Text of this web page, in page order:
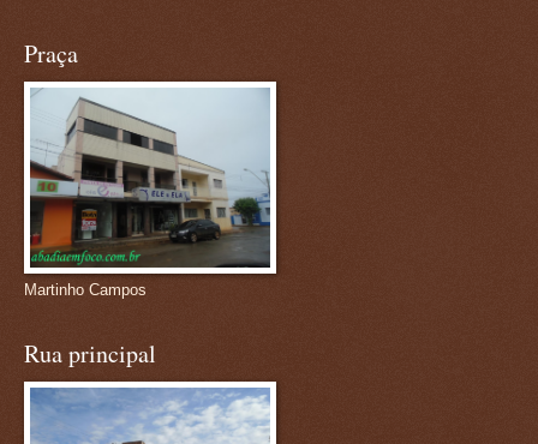
Praça
Martinho Campos
Rua principal